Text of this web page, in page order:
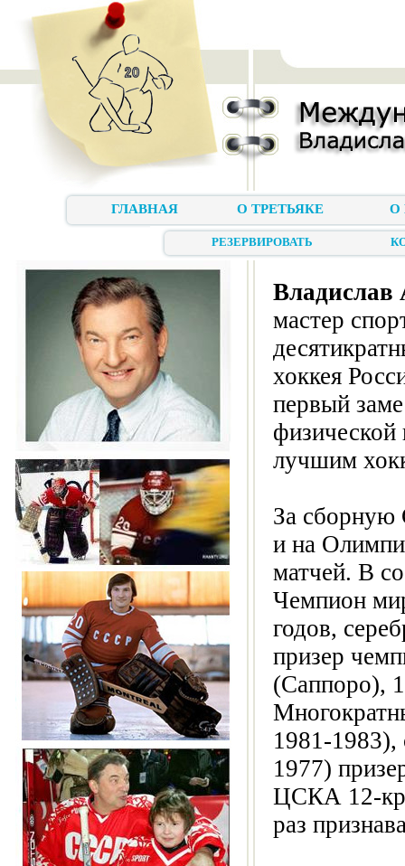
ГЛАВНАЯ О ТРЕТЬЯКЕ О
РЕЗЕРВИРОВАТЬ
Владислав
мастер
хоккея
первый
физической
лучшим
За сборную
и на
матчей. В
Чемпион
годов,
призер
(Саппоро),
1981-1983),
1977)
ЦСКА 12-
раз